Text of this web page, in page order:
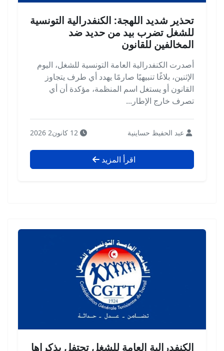
تحذير شديد اللهجة: الكنفدرالية التونسية
للشغل تضرب بيد من حديد ضد
المخالفين للقانون
أصدرت الكنفدرالية العامة التونسية للشغل، اليوم
الإثنين، بلاغًا تنبيهيًا صارمًا يهدد أي طرف يتجاوز
القانون أو يستغل اسم المنظمة، مؤكدة أن أي
تصرف خارج الإطار...
عبد الحفيظ حساينية
اقرأ المزيد
الكنفدرالية العامة للشغل تحتفل بذكراها